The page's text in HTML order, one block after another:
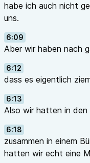
habe ich auch nicht
uns.
6:09
Aber wir haben nach
6:12
dass es eigentlich
6:13
Also wir hatten in den
6:18
zusammen in einem
hatten wir echt eine